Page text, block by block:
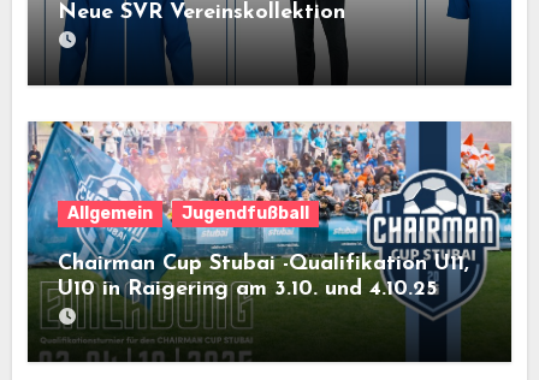
Neue SVR Vereinskollektion
Allgemein Jugendfußball
Chairman Cup Stubai -Qualifikation U11,
U10 in Raigering am 3.10. und 4.10.25